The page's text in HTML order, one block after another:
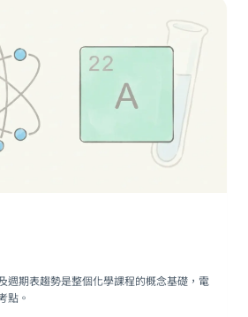
週期表趨勢是整個化學課程的概念基礎，電
點。